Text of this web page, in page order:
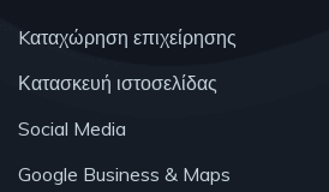
Kαταχώρηση επιχείρησης
Κατασκευή ιστοσελίδας
Social Media
Google Business & Maps